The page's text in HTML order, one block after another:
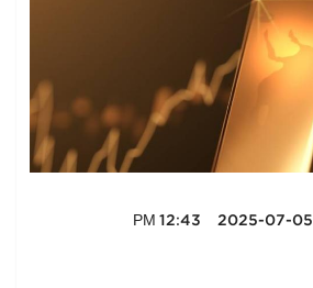
2025-07-05 12:43 PM